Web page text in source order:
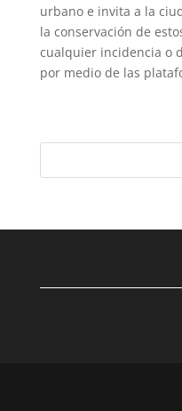
urbano e invita a la
la conservación de
cualquier incidencia o
por medio de las